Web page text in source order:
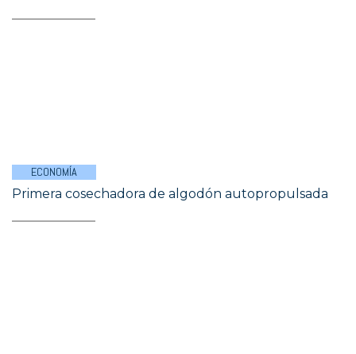
ECONOMÍA
Primera cosechadora de algodón autopropulsada